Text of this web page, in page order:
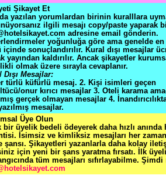
Şikayet Et
yazılan yorumlardan birinin kuralllara
ilgili mesajı copy/paste yaparak
adresine email gönderin.
yoğunluğa göre ama genelde
içinde sonuçlandırılır. Kural dışı mesajlar
yayından kaldırılır. Ancak şikayetler
olmak üzere sırayla cevaplanır.
Dışı Mesajlar:
türlü küfürlü mesaj. 2. Kişi isimleri geçen
onur kırıcı mesajlar 3. Oteli karama
gerçek olmayan mesajlar 4.
mesajlar.
Üye Olun
bir üyelik bedeli ödeyerek daha hızlı
İsimsiz ve kimliksiz mesajları her zaman
şansı. Şikayetleri yazanlarla daha kolay
için yeni bir şans yaratma fırsatı. İlk
tüm mesajları sıfırlayabilme. Şimdi